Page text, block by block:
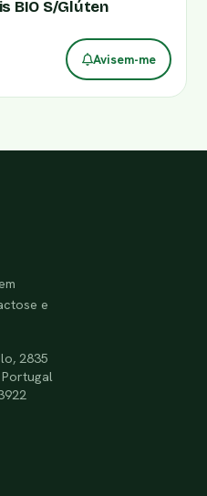
BIO S/Glúten
Avisem-me
e
2835
Portugal